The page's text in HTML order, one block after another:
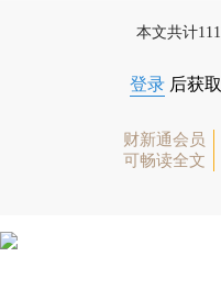
本文共计
登录 后获
财新通会员
可畅读全文